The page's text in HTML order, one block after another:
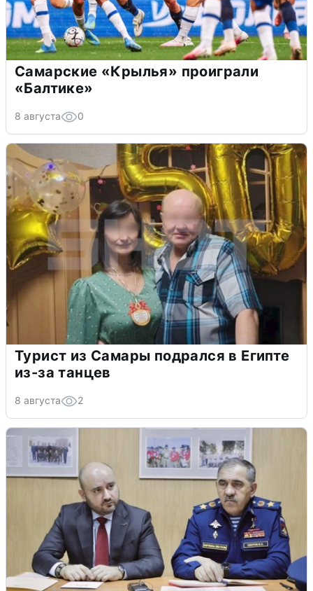
Самарские «Крылья» проиграли
«Балтике»
8 августа 0
Турист из Самары подрался в Египте
из-за танцев
8 августа 2